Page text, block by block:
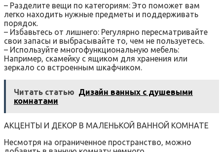
– Разделите вещи по категориям: Это поможет вам
легко находить нужные предметы и поддерживать
порядок.
– Избавьтесь от лишнего: Регулярно пересматривайте
свои запасы и выбрасывайте то‚ чем не пользуетесь.
– Используйте многофункциональную мебель:
Например‚ скамейку с ящиком для хранения или
зеркало со встроенным шкафчиком.
Читать статью Дизайн ванных с душевыми
комнатами
АКЦЕНТЫ И ДЕКОР В МАЛЕНЬКОЙ ВАННОЙ КОМНАТЕ
Несмотря на ограниченное пространство‚ можно